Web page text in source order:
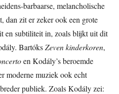
barbaarse, melancholische
dan zit er zeker ook een grote
en subtiliteit in, zoals blijkt uit dit
BartóksZeven kinderkoren,
en Kodály’s beroemde
moderne muziek ook echt
publiek. Zoals Kodály zei: